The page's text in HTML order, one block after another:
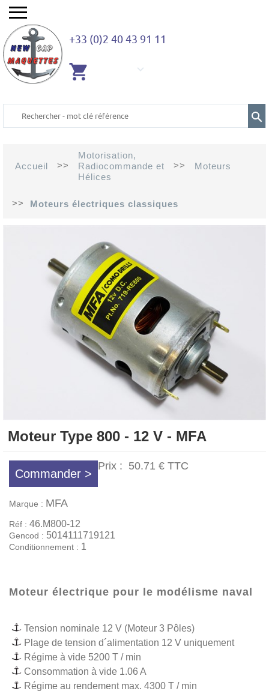
+33 (0)2 40 43 91 11
Accueil >>
Motorisation,
Radiocommande et
Hélices
>> Moteurs
>> Moteurs électriques classiques
Moteur Type 800 - 12 V - MFA
Commander >
Prix : 50.71 € TTC
Marque : MFA
Réf : 46.M800-12
Gencod : 5014111719121
Conditionnement : 1
Moteur électrique pour le modélisme naval
Tension nominale 12 V (Moteur 3 Pôles)
Plage de tension d´alimentation 12 V uniquement
Régime à vide 5200 T / min
Consommation à vide 1.06 A
Régime au rendement max. 4300 T / min